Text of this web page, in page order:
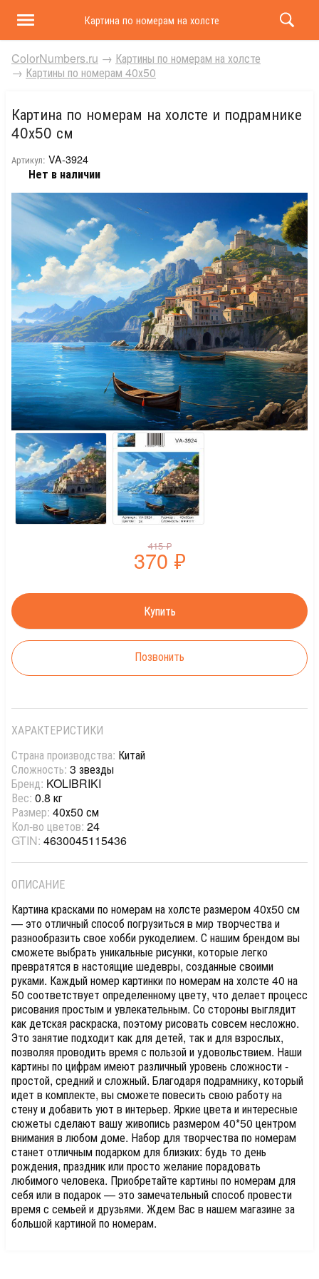
Картина по номерам на холсте и подрамнике 40х50
ColorNumbers.ru → Картины по номерам на холсте
→ Картины по номерам 40х50
Картина по номерам на холсте и подрамнике
40х50 см
Артикул: VA-3924
Нет в наличии
415₽
370 ₽
Позвонить
ХАРАКТЕРИСТИКИ
Страна производства: Китай
Сложность: 3 звезды
Бренд: KOLIBRIKI
Вес: 0.8 кг
Размер: 40х50 см
Кол-во цветов: 24
GTIN: 4630045115436
ОПИСАНИЕ
Картина красками по номерам на холсте размером 40х50 см
— это отличный способ погрузиться в мир творчества и
разнообразить свое хобби рукоделием. С нашим брендом вы
сможете выбрать уникальные рисунки, которые легко
превратятся в настоящие шедевры, созданные своими
руками. Каждый номер картинки по номерам на холсте 40 на
50 соответствует определенному цвету, что делает процесс
рисования простым и увлекательным. Со стороны выглядит
как детская раскраска, поэтому рисовать совсем несложно.
Это занятие подходит как для детей, так и для взрослых,
позволяя проводить время с пользой и удовольствием. Наши
картины по цифрам имеют различный уровень сложности -
простой, средний и сложный. Благодаря подрамнику, который
идет в комплекте, вы сможете повесить свою работу на
стену и добавить уют в интерьер. Яркие цвета и интересные
сюжеты сделают вашу живопись размером 40*50 центром
внимания в любом доме. Набор для творчества по номерам
станет отличным подарком для близких: будь то день
рождения, праздник или просто желание порадовать
любимого человека. Приобретайте картины по номерам для
себя или в подарок — это замечательный способ провести
время с семьей и друзьями. Ждем Вас в нашем магазине за
большой картиной по номерам.